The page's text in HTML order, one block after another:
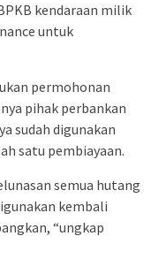
kendaraan milik
untuk
permohonan
pihak perbankan
sudah digunakan
satu pembiayaan.
semua hutang
kembali
“ungkap